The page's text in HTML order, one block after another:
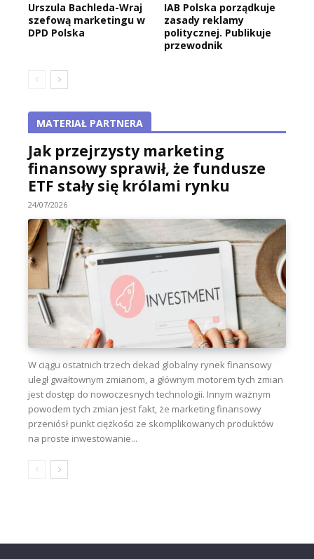
Urszula Bachleda-Wraj
szefową marketingu w
DPD Polska
IAB Polska porządkuje
zasady reklamy
politycznej. Publikuje
przewodnik
MATERIAŁ PARTNERA
Jak przejrzysty marketing
finansowy sprawił, że fundusze
ETF stały się królami rynku
24/07/2026
W ciągu ostatnich trzech dekad globalny rynek finansowy
uległ gwałtownym zmianom, a głównym motorem tych zmian
jest dostęp do nowoczesnych technologii. Innym ważnym
powodem tych zmian jest fakt, że marketing finansowy
przeniósł punkt ciężkości ze skomplikowanych produktów
na proste inwestowanie...